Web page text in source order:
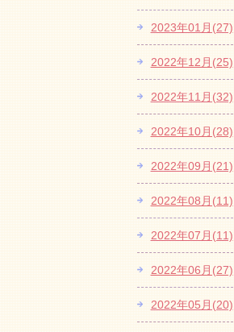
2023年01月(27)
2022年12月(25)
2022年11月(32)
2022年10月(28)
2022年09月(21)
2022年08月(11)
2022年07月(11)
2022年06月(27)
2022年05月(20)